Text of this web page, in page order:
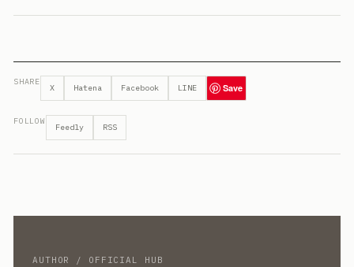
SHARE
X Hatena Facebook LINE Save
FOLLOW
Feedly RSS
AUTHOR / OFFICIAL HUB